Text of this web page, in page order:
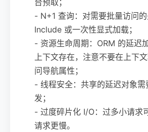
- N+1 查询：对需要批量访问
Include 或一次性显式加载；
- 资源生命周期：ORM 的延迟
上下文存在，注意不要在上下
问导航属性；
- 线程安全：共享的延迟对象需
发；
- 过度碎片化 I/O：过多小请求
请求更慢。